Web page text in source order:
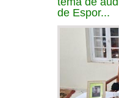
de Espor...